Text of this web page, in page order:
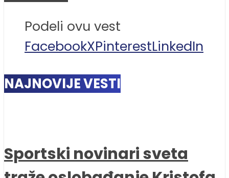
Podeli ovu vest
FacebookXPinterestLinkedIn
NAJNOVIJE VESTI
Sportski novinari sveta